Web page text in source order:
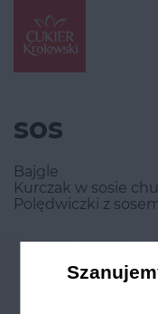
sos
Bajgle
Kurczak w sosie
Polędwiczki z
Odwiedź